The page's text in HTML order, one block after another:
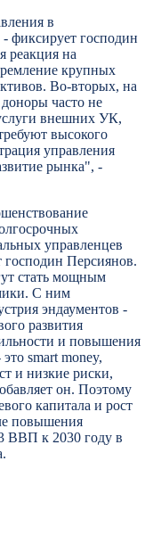
в
фиксирует господин
реакция на
крупных
Во-вторых, на
часто не
внешних УК,
высокого
управления
рынка", -
управленцев
господин Персиянов.
стать мощным
С ним
эндаументов -
развития
и повышения
smart money,
и низкие риски,
он. Поэтому
капитала и рост
повышения
ВВП к 2030 году в